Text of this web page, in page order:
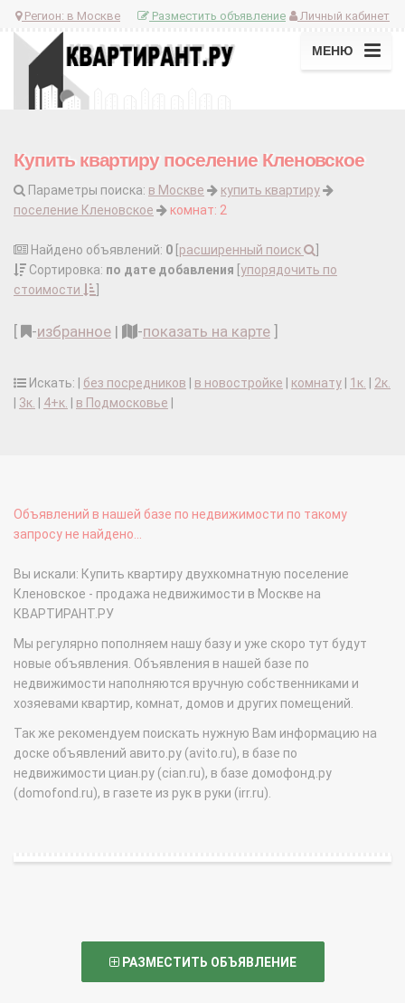
Регион: в Москве Личный кабинет
Разместить объявление
МЕНЮ
Купить квартиру поселение Кленовское
Параметры поиска: в Москве
купить квартиру
поселение Кленовское
комнат: 2
Найдено объявлений: 0 расширенный поиск
Сортировка: по дате добавления упорядочить по
стоимости
-избранное | -показать на карте
Искать: | без посредников в новостройке комнату 1к.
2к.
3к. 4+к. в Подмосковье
Объявлений в нашей базе по недвижимости по такому
запросу не найдено...
Вы искали: Купить квартиру двухкомнатную поселение
Кленовское - продажа недвижимости в Москве на
КВАРТИРАНТ.РУ
Мы регулярно пополняем нашу базу и уже скоро тут будут
новые объявления. Объявления в нашей базе по
недвижимости наполняются вручную собственниками и
хозяевами квартир, комнат, домов и других помещений.
Так же рекомендуем поискать нужную Вам информацию на
доске объявлений авито.ру (avito.ru), в базе по
недвижимости циан.ру (cian.ru), в базе домофонд.ру
(domofond.ru), в газете из рук в руки (irr.ru).
РАЗМЕСТИТЬ ОБЪЯВЛЕНИЕ